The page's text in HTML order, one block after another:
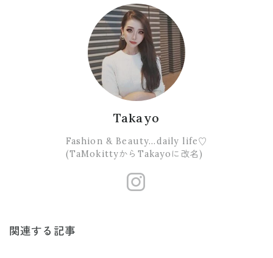
Takayo
Fashion & Beauty...daily life♡
(TaMokittyからTakayoに改名)
関連する記事